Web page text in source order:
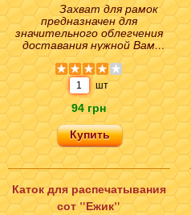
шт
94 грн
Захват для рамок
предназначен для
значительного облегчения
доставания нужной Вам
рамки непосредственно из
улья для необходимого осмо..
Каток для распечатывания
сот "Ежик"